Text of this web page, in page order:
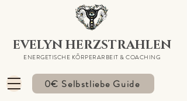
ENERGETISCHE KÖRPERARBEIT & COACHING
EVELYN HERZSTRAHLEN
0€ Selbstliebe Guide